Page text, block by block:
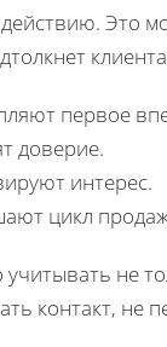
Это
первое
доверие.
интерес.
цикл
не
контакт, не